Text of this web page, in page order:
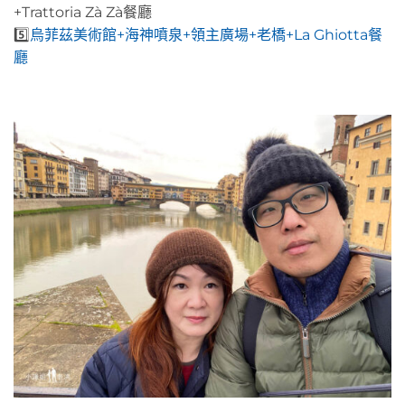
+Trattoria Zà Zà餐廳
5️⃣ 烏菲茲美術館+海神噴泉+領主廣場+老橋+La Ghiotta餐
廳